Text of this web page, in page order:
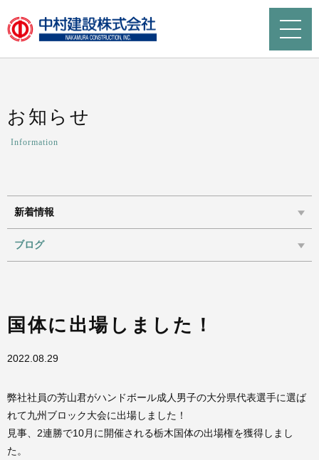
お知らせ
Information
新着情報
ブログ
国体に出場しました！
2022.08.29
弊社社員の芳山君がハンドボール成人男子の大分県代表選手に選ば
れて九州ブロック大会に出場しました！
見事、2連勝で10月に開催される栃木国体の出場権を獲得しまし
た。